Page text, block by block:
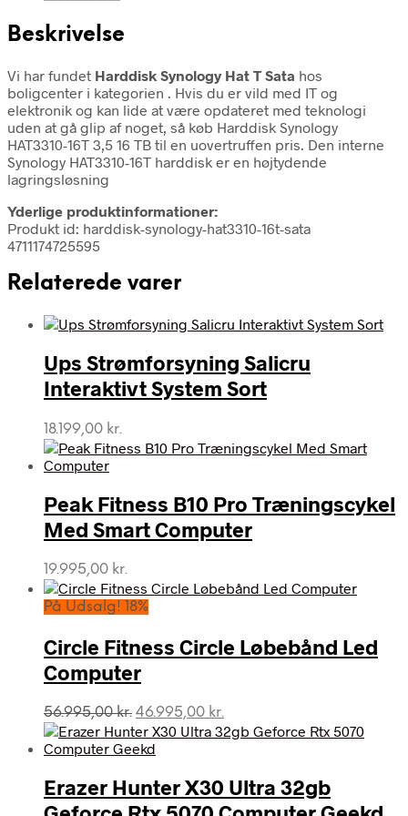
Beskrivelse
Vi har fundet Harddisk Synology Hat T Sata hos
boligcenter i kategorien . Hvis du er vild med IT og
elektronik og kan lide at være opdateret med teknologi
uden at gå glip af noget, så køb Harddisk Synology
HAT3310-16T 3,5 16 TB til en uovertruffen pris. Den interne
Synology HAT3310-16T harddisk er en højtydende
lagringsløsning
Yderlige produktinformationer:
Produkt id: harddisk-synology-hat3310-16t-sata
4711174725595
Relaterede varer
Ups Strømforsyning Salicru
Interaktivt System Sort
18.199,00 kr.
Peak Fitness B10 Pro Træningscykel
Med Smart Computer
19.995,00 kr.
På Udsalg! 18%
Circle Fitness Circle Løbebånd Led
Computer
56.995,00kr. Den
oprindelige
pris
56.995,00 kr..
46.995,00 kr.
aktuelle
46.995,00 kr..
Erazer Hunter X30 Ultra 32gb